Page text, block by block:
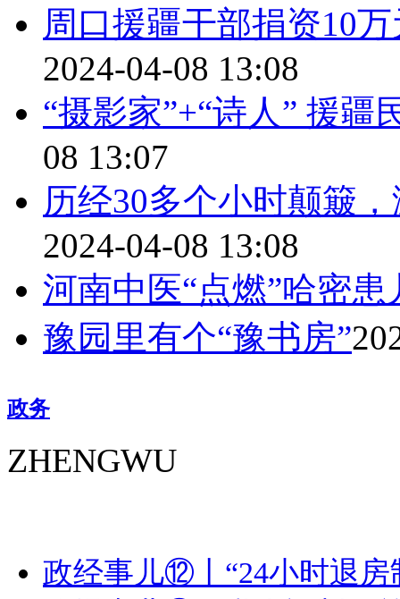
周口援疆干部捐资10
2024-04-08 13:08
“摄影家”+“诗人” 援
08 13:07
历经30多个小时颠簸
2024-04-08 13:08
河南中医“点燃”哈密患
豫园里有个“豫书房”